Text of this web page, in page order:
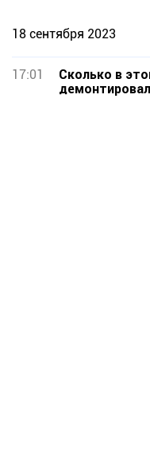
18 сентября 2023
17:01
Сколько в